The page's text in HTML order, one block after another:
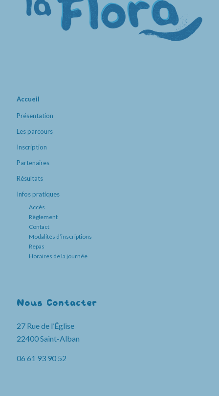
Accueil
Présentation
Les parcours
Inscription
Partenaires
Résultats
Infos pratiques
Accès
Règlement
Contact
Modalités d’inscriptions
Repas
Horaires de la journée
Nous Contacter
27 Rue de l’Église
22400 Saint-Alban
06 61 93 90 52